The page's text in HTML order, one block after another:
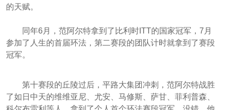
的天赋。
同年6月，范阿尔特拿到了比利时ITT的国家冠军，7月
参加了人生的首届环法，第二赛段的团队计时就拿到了赛段
冠军。
第十赛段的丘陵过后，平路大集团冲刺，范阿尔特战胜
了如日中天的维维亚尼、尤安、马修斯、萨甘、菲利普森、